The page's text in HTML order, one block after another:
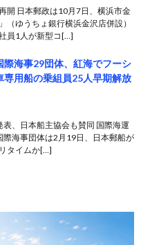
開 日本郵政は10月7日、横浜市金
（ゆうちょ銀行横浜金沢店併設）
員1人が新型コ[…]
際海事29団体、紅海でフーシ
専用船の乗組員25人早期解放
、日本船主協会も賛同 国際海運
際海事団体は2月19日、日本郵船が
タイムか[…]